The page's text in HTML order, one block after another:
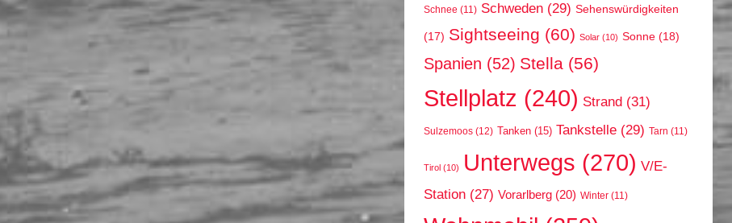
Schnee (11) Schweden (29) Sehenswürdigkeiten
(17) Sightseeing (60) Solar (10) Sonne (18)
Spanien (52) Stella (56)
Stellplatz (240) Strand (31)
Sulzemoos (12) Tanken (15) Tankstelle (29) Tarn (11)
Tirol (10) Unterwegs (270) V/E-
Station (27) Vorarlberg (20) Winter (11)